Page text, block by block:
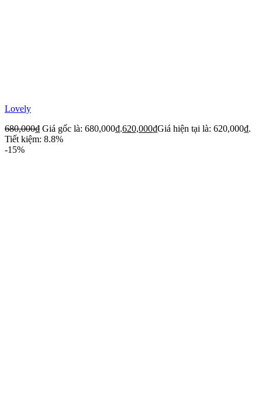
Lovely
680,000₫ Giá gốc là: 680,000₫.620,000₫Giá hiện tại là: 620,000₫.
Tiết kiệm: 8.8%
-15%